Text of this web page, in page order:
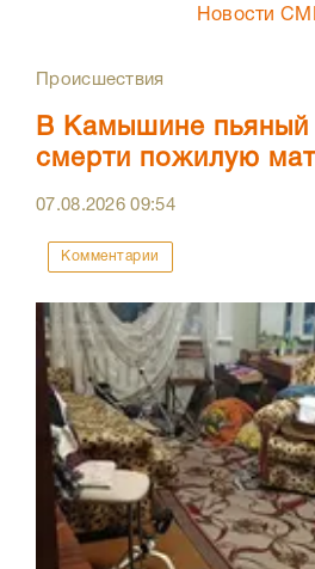
Новости
Происшествия
В Камышине пьяный
смерти пожилую
07.08.202609:54
Комментарии